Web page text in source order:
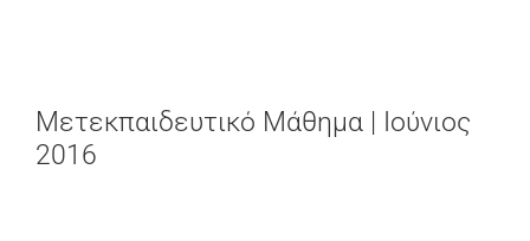
Μετεκπαιδευτικό Μάθημα | Ιούνιος
2016